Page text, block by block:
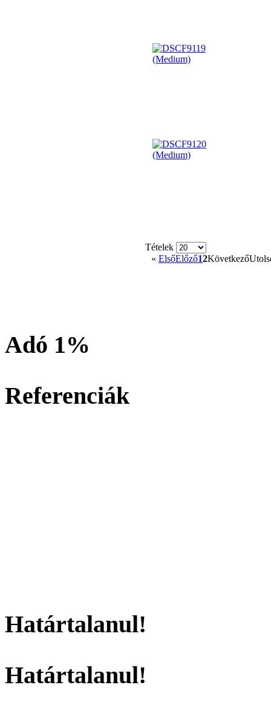
Tételek
« ElsőElőző12Következő
Adó 1%
Referenciák
Határtalanul!
Határtalanul!